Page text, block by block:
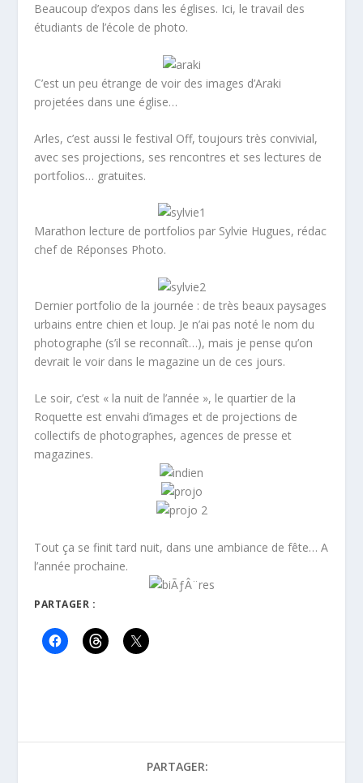
Beaucoup d’expos dans les églises. Ici, le travail des
étudiants de l’école de photo.
C’est un peu étrange de voir des images d’Araki
projetées dans une église…
Arles, c’est aussi le festival Off, toujours très convivial,
avec ses projections, ses rencontres et ses lectures de
portfolios… gratuites.
Marathon lecture de portfolios par Sylvie Hugues, rédac
chef de Réponses Photo.
Dernier portfolio de la journée : de très beaux paysages
urbains entre chien et loup. Je n’ai pas noté le nom du
photographe (s’il se reconnaît…), mais je pense qu’on
devrait le voir dans le magazine un de ces jours.
Le soir, c’est « la nuit de l’année », le quartier de la
Roquette est envahi d’images et de projections de
collectifs de photographes, agences de presse et
magazines.
Tout ça se finit tard nuit, dans une ambiance de fête… A
l’année prochaine.
PARTAGER :
PARTAGER: